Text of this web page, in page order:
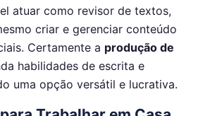
atuar como revisor de textos,
criar e gerenciar conteúdo
Certamente a produção de
habilidades de escrita e
uma opção versátil e lucrativa.